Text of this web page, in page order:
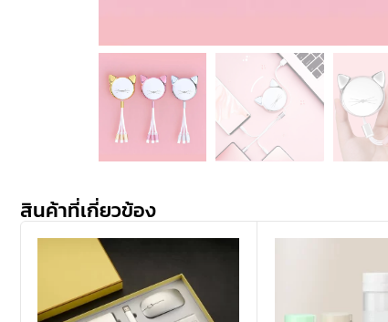
สินค้าที่เกี่ยวข้อง